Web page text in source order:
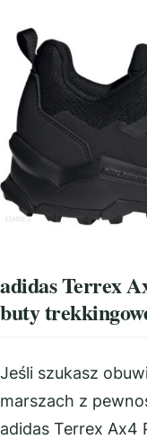
adidas Terrex
buty
Jeśli szukasz
marszach z
adidas Terrex Ax4